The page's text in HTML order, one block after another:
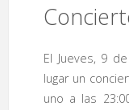
de
El Jueves, 9
lugar un
uno a las